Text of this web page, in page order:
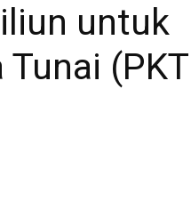
untuk